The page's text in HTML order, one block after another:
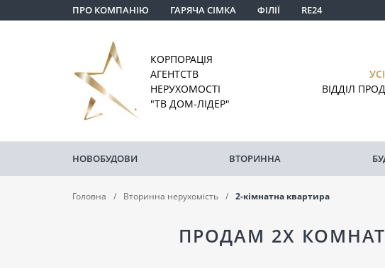
ПРО КОМПАНІЮ ГАРЯЧА СІМКА ФІЛІЇ RE24
КОРПОРАЦІЯ
АГЕНТСТВ
НЕРУХОМОСТІ
"ТВ ДОМ-ЛІДЕР"
ВІДДІЛ
НОВОБУДОВИ ВТОРИННА
Головна Вторинна нерухомість 2-кімнатна квартира
ПРОДАМ 2Х